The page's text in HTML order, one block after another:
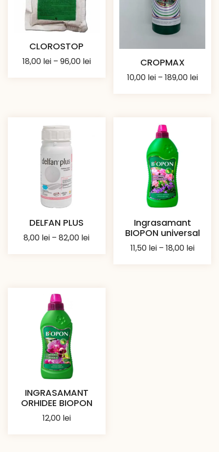
CLOROSTOP
18,00 lei – 96,00 leiInterval
CROPMAX
10,00 lei – 189,00 lei
DELFAN PLUS
8,00 lei – 82,00 leiInterval
Ingrasamant
BIOPON universal
11,50 lei – 18,00 lei
INGRASAMANT
ORHIDEE BIOPON
12,00 lei